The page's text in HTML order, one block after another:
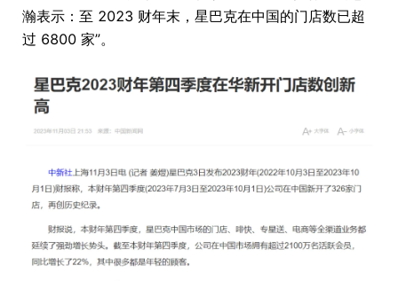
瀚表示：至 2023 财年末，星巴克在中国的门店数已超
过 6800 家”。